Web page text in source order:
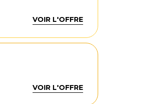
VOIR L'OFFRE
VOIR L'OFFRE